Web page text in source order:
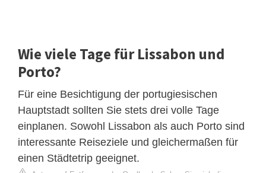
Wie viele Tage für Lissabon und
Porto?
Für eine Besichtigung der portugiesischen
Hauptstadt sollten Sie stets drei volle Tage
einplanen. Sowohl Lissabon als auch Porto sind
interessante Reiseziele und gleichermaßen für
einen Städtetrip geeignet.